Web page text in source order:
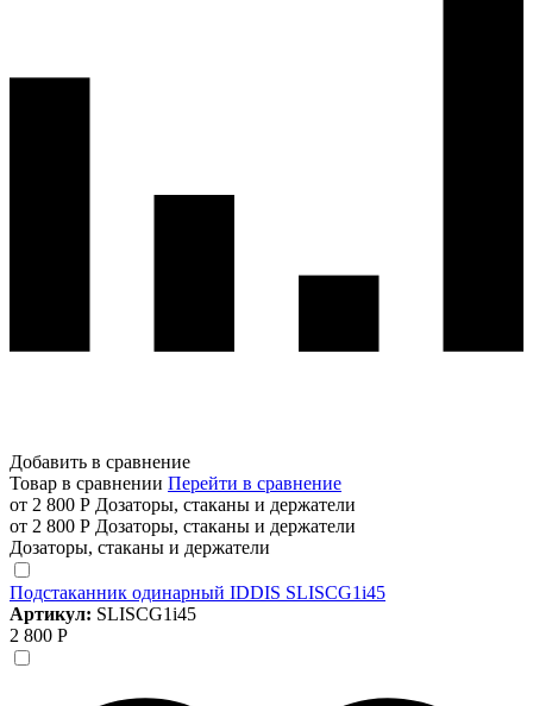
Добавить в сравнение
Товар в сравнении Перейти в сравнение
от 2 800 Р Дозаторы, стаканы и держатели
от 2 800 Р Дозаторы, стаканы и держатели
Дозаторы, стаканы и держатели
Подстаканник одинарный IDDIS SLISCG1i45
Артикул: SLISCG1i45
2 800 Р